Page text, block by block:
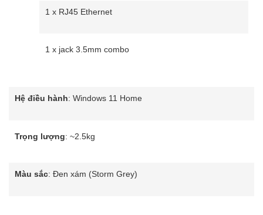
1 x RJ45 Ethernet
1 x jack 3.5mm combo
Hệ điều hành: Windows 11 Home
Trọng lượng: ~2.5kg
Màu sắc: Đen xám (Storm Grey)